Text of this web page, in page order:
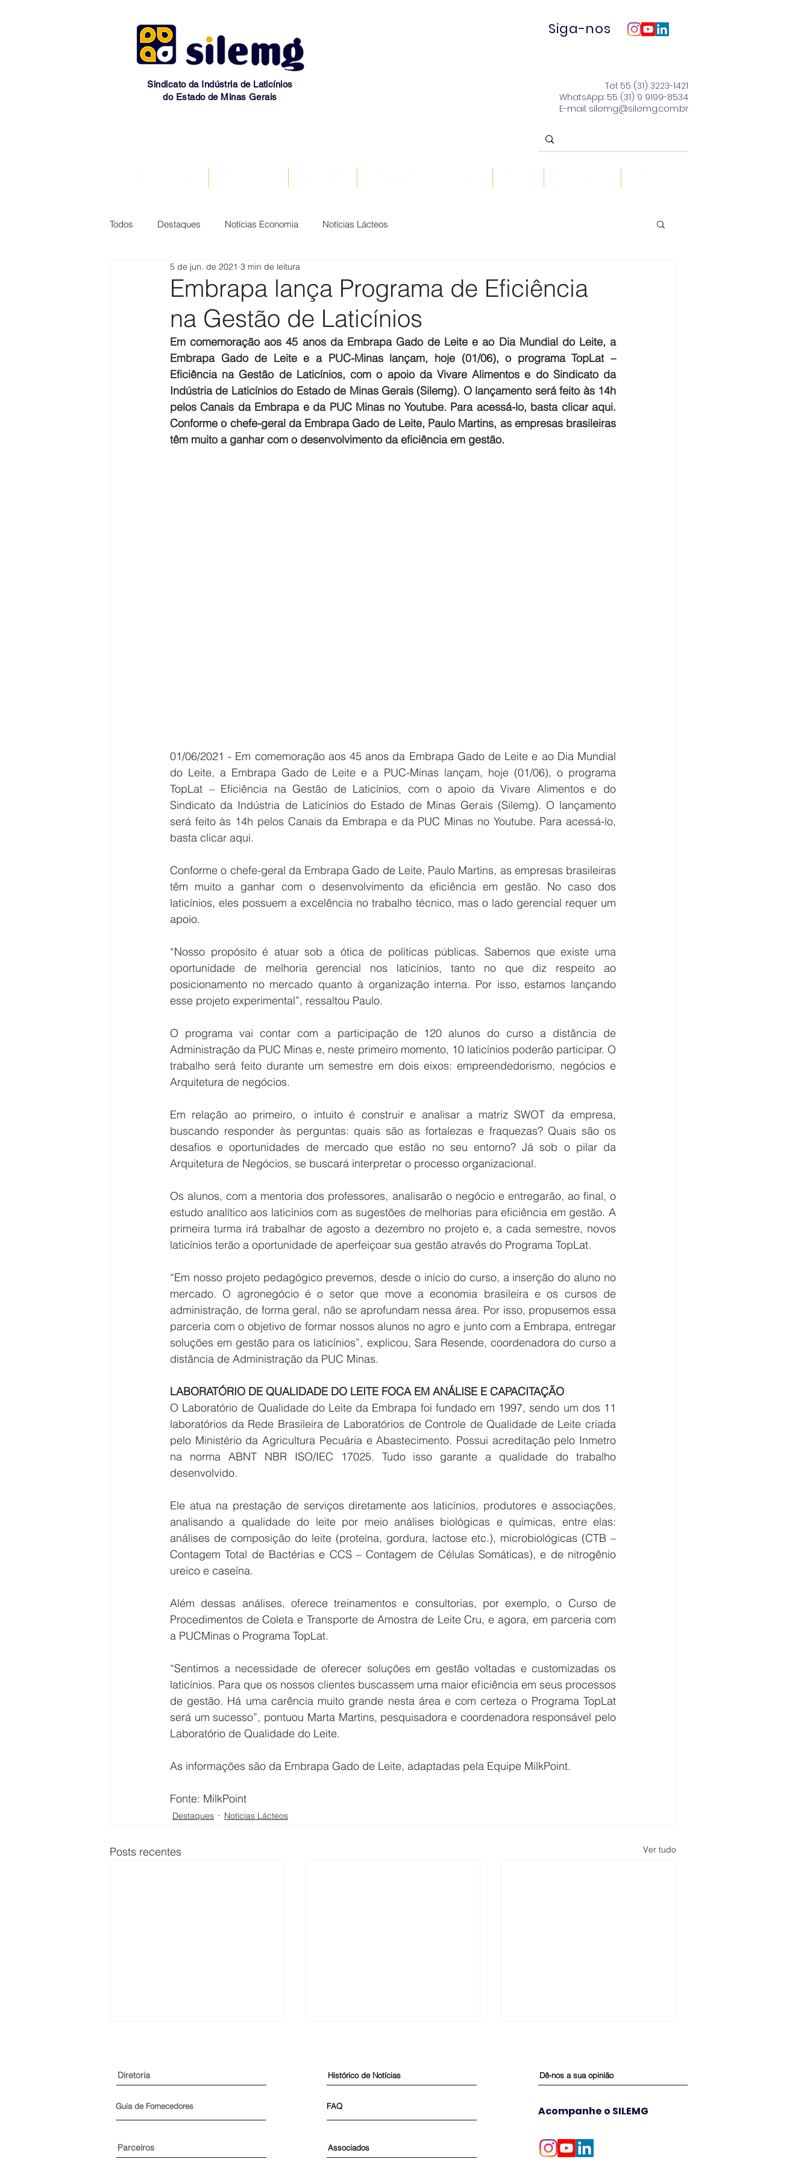
Sindicato da Indústria de Laticínios
do Estado de Minas Gerais
Siga-nos
Tel: 55 (31) 3223-1421
WhatsApp: 55 (31) 9 9199-8534
E-mail: silemg@silemg.com.br
Todos Destaques Notícias Economia Notícias Lácteos
Embrapa lança Programa de Eficiência
na Gestão de Laticínios
5 de jun. de 2021 3 min de leitura
Em comemoração aos 45 anos da Embrapa Gado de Leite e ao Dia Mundial do Leite, a
Embrapa Gado de Leite e a PUC-Minas lançam, hoje (01/06), o programa TopLat –
Eficiência na Gestão de Laticínios, com o apoio da Vivare Alimentos e do Sindicato da
Indústria de Laticínios do Estado de Minas Gerais (Silemg). O lançamento será feito às 14h
pelos Canais da Embrapa e da PUC Minas no Youtube. Para acessá-lo, basta clicar aqui.
Conforme o chefe-geral da Embrapa Gado de Leite, Paulo Martins, as empresas brasileiras
têm muito a ganhar com o desenvolvimento da eficiência em gestão.
01/06/2021 - Em comemoração aos 45 anos da Embrapa Gado de Leite e ao Dia Mundial
do Leite, a Embrapa Gado de Leite e a PUC-Minas lançam, hoje (01/06), o programa
TopLat – Eficiência na Gestão de Laticínios, com o apoio da Vivare Alimentos e do
Sindicato da Indústria de Laticínios do Estado de Minas Gerais (Silemg). O lançamento
será feito às 14h pelos Canais da Embrapa e da PUC Minas no Youtube. Para acessá-lo,
basta clicar aqui.
Conforme o chefe-geral da Embrapa Gado de Leite, Paulo Martins, as empresas brasileiras
têm muito a ganhar com o desenvolvimento da eficiência em gestão. No caso dos
laticínios, eles possuem a excelência no trabalho técnico, mas o lado gerencial requer um
apoio.
“Nosso propósito é atuar sob a ótica de políticas públicas. Sabemos que existe uma
oportunidade de melhoria gerencial nos laticínios, tanto no que diz respeito ao
posicionamento no mercado quanto à organização interna. Por isso, estamos lançando
esse projeto experimental”, ressaltou Paulo.
O programa vai contar com a participação de 120 alunos do curso a distância de
Administração da PUC Minas e, neste primeiro momento, 10 laticínios poderão participar. O
trabalho será feito durante um semestre em dois eixos: empreendedorismo, negócios e
Arquitetura de negócios.
Em relação ao primeiro, o intuito é construir e analisar a matriz SWOT da empresa,
buscando responder às perguntas: quais são as fortalezas e fraquezas? Quais são os
desafios e oportunidades de mercado que estão no seu entorno? Já sob o pilar da
Arquitetura de Negócios, se buscará interpretar o processo organizacional.
Os alunos, com a mentoria dos professores, analisarão o negócio e entregarão, ao final, o
estudo analítico aos laticínios com as sugestões de melhorias para eficiência em gestão. A
primeira turma irá trabalhar de agosto a dezembro no projeto e, a cada semestre, novos
laticínios terão a oportunidade de aperfeiçoar sua gestão através do Programa TopLat.
“Em nosso projeto pedagógico prevemos, desde o início do curso, a inserção do aluno no
mercado. O agronegócio é o setor que move a economia brasileira e os cursos de
administração, de forma geral, não se aprofundam nessa área. Por isso, propusemos essa
parceria com o objetivo de formar nossos alunos no agro e junto com a Embrapa, entregar
soluções em gestão para os laticínios”, explicou, Sara Resende, coordenadora do curso a
distância de Administração da PUC Minas.
LABORATÓRIO DE QUALIDADE DO LEITE FOCA EM ANÁLISE E CAPACITAÇÃO
O Laboratório de Qualidade do Leite da Embrapa foi fundado em 1997, sendo um dos 11
laboratórios da Rede Brasileira de Laboratórios de Controle de Qualidade de Leite criada
pelo Ministério da Agricultura Pecuária e Abastecimento. Possui acreditação pelo Inmetro
na norma ABNT NBR ISO/IEC 17025. Tudo isso garante a qualidade do trabalho
desenvolvido.
Ele atua na prestação de serviços diretamente aos laticínios, produtores e associações,
analisando a qualidade do leite por meio análises biológicas e químicas, entre elas:
análises de composição do leite (proteína, gordura, lactose etc.), microbiológicas (CTB –
Contagem Total de Bactérias e CCS – Contagem de Células Somáticas), e de nitrogênio
ureico e caseína.
Além dessas análises, oferece treinamentos e consultorias, por exemplo, o Curso de
Procedimentos de Coleta e Transporte de Amostra de Leite Cru, e agora, em parceria com
a PUCMinas o Programa TopLat.
“Sentimos a necessidade de oferecer soluções em gestão voltadas e customizadas os
laticínios. Para que os nossos clientes buscassem uma maior eficiência em seus processos
de gestão. Há uma carência muito grande nesta área e com certeza o Programa TopLat
será um sucesso”, pontuou Marta Martins, pesquisadora e coordenadora responsável pelo
Laboratório de Qualidade do Leite.
As informações são da Embrapa Gado de Leite, adaptadas pela Equipe MilkPoint.
Fonte: MilkPoint
Destaques Notícias Lácteos
Posts recentes Ver tudo
🚨Estão abertas as inscrições
para o Concurso SILEMG de
comenta sobre Dumping e
4º Mundial do Queijo do
Brasil premia produtos
Associados
FAQ
Dê-nos a sua opinião
Histórico de Notícias
Guia de Fornecedores
Parceiros
Diretoria
Acompanhe o SILEMG